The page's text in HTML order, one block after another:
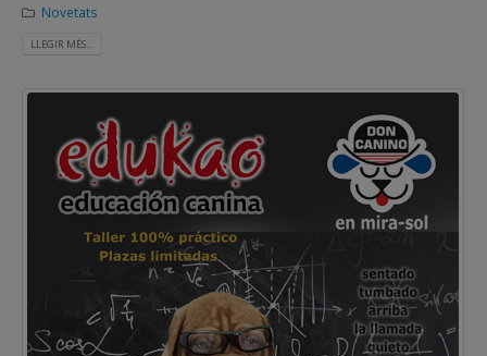
Novetats
LLEGIR MÉS...